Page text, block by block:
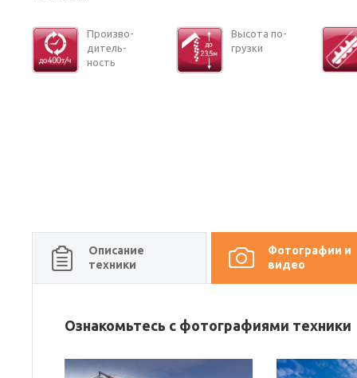
Про­из­во­
ди­тель­
ность
Вы­со­та по­
груз­ки
Описание
техники
Фотографии и
видео
Ознакомьтесь с фотографиями техники